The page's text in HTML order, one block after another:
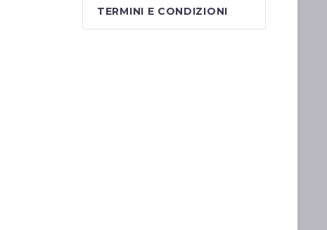
TERMINI E CONDIZIONI